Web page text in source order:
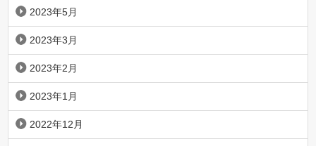
2023年5月
2023年3月
2023年2月
2023年1月
2022年12月